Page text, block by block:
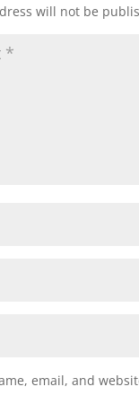
will not be
email, and